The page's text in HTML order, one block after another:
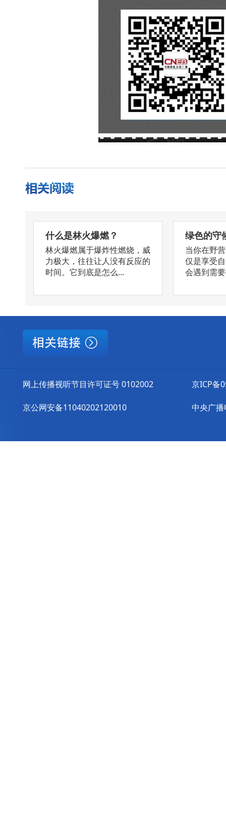
什么是林火爆燃？
林火爆燃属于爆炸性燃烧，威
力极大，往往让人没有反应的
时间。它到底是怎么...
绿色的守
当你在野
仅是享受
会遇到需
网上传播视听节目许可证号 0102002
京公网安备11040202120010
京ICP备
中央广